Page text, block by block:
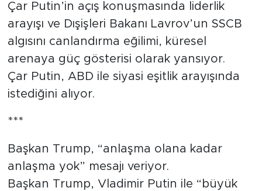
Çar Putin’in açış konuşmasında liderlik
arayışı ve Dışişleri Bakanı Lavrov’un SSCB
algısını canlandırma eğilimi, küresel
arenaya güç gösterisi olarak yansıyor.
Çar Putin, ABD ile siyasi eşitlik arayışında
istediğini alıyor.
***
Başkan Trump, “anlaşma olana kadar
anlaşma yok” mesajı veriyor.
Başkan Trump, Vladimir Putin ile “büyük
Foto Şaka
Teknoloji
Politika